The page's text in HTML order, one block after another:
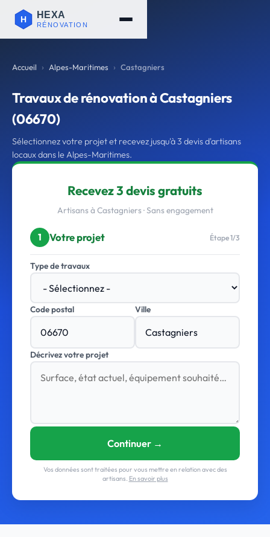
Accueil Alpes-Maritimes Castagniers
Travaux de rénovation à Castagniers
(06670)
Sélectionnez votre projet et recevez jusqu'à 3 devis d'artisans
locaux dans le Alpes-Maritimes.
Recevez 3 devis gratuits
Artisans à Castagniers · Sans engagement
1 Votre projet Étape 1/3
Type de travaux
Code postal Ville
Décrivez votre projet
Continuer →
Vos données sont traitées pour vous mettre en relation avec des
artisans. En savoir plus